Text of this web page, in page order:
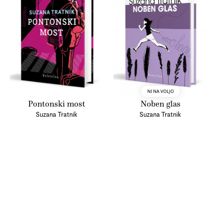
in o lezbični literaturi. Prejela je nagrado Prešernovega
sklada za literaturo, nagrado Novo mesto short za kratko
prozo in desetnico za najboljši mladinski roman. Njene
knjige in kratke zgodbe so prevedene v trideset jezikov.
Več o avtorju
Pontonski most
Suzana Tratnik
NI NA VOLJO
Noben glas
Suzana Tratnik